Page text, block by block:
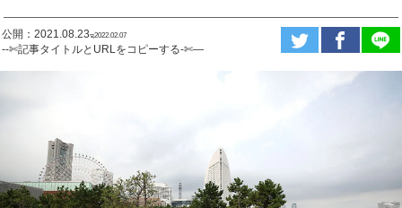
公開：2021.08.23ಇ2022.02.07
--✄記事タイトルとURLをコピーする-✄—